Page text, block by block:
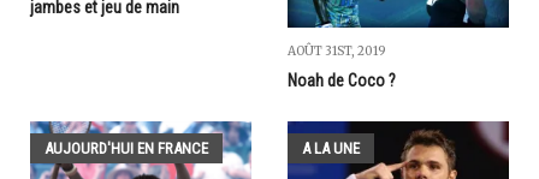
jambes et jeu de main
AOÛT 31ST, 2019
Noah de Coco ?
AUJOURD'HUI EN FRANCE A LA UNE